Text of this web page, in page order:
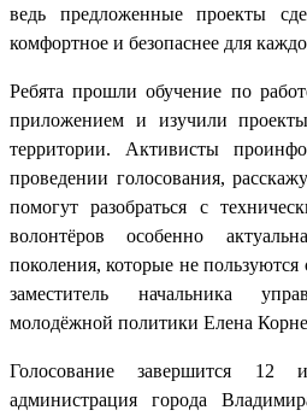
ведь предложенные проекты
комфортное и безопаснее для
Ребята прошли обучение по
приложением и изучили проекты
территории. Активисты
проведении голосования,
помогут разобраться с
волонтёров особенно
поколения, которые не
заместитель начальника
молодёжной политики Елена
Голосование завершится
администрация города